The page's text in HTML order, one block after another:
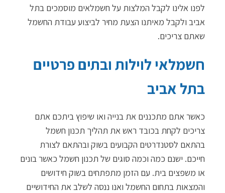
לפנו אלינו לקבל המלצות על חשמלאים מוסמכים בתל
אביב ולקבל מאיתנו הצעת מחיר לביצוע עבודת החשמל
שאתם צריכים.
חשמלאי לוילות ובתים פרטיים
בתל אביב
כאשר אתם מתכננים את בנייה ואו שיפוץ ביתכם אתם
צריכים לקחת בכובד ראש את תהליך תכנון חשמל
בהתאם לסטנדרטים הקבועים בשוק ובהתאם לצורת
חייכם. ישנם כמה וכמה סוגים של תכנון חשמל כאשר בונים
או משפצים בית. עם הזמן מתפתחים בשוק חידושים
והמצאות בתחום החשמל ואנו ננסה לשלב את החידושיים